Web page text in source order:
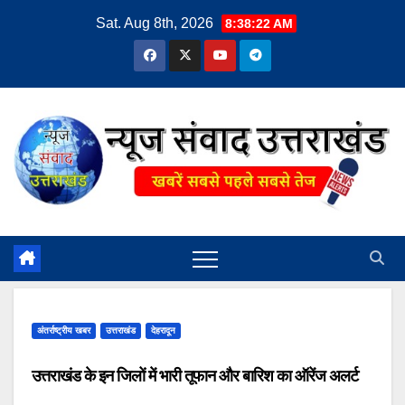
Sat. Aug 8th, 2026 8:38:22 AM
अंतर्राष्ट्रीय खबर उत्तराखंड देहरादून
उत्तराखंड के इन जिलों में भारी तूफान और बारिश का ऑरेंज अलर्ट